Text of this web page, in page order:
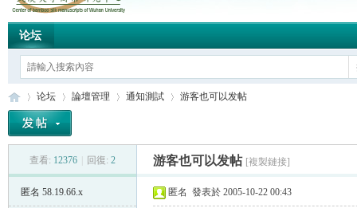
论坛
论坛
›
論壇管理
›
通知測試
›
游客也可以发帖
查看: 12376 回復: 2 游客也可以发帖 [複製鏈接]
匿名 58.19.66.x 匿名 發表於 2005-10-22 00:43